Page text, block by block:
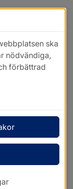
ska
nödvändiga,
förbättrad